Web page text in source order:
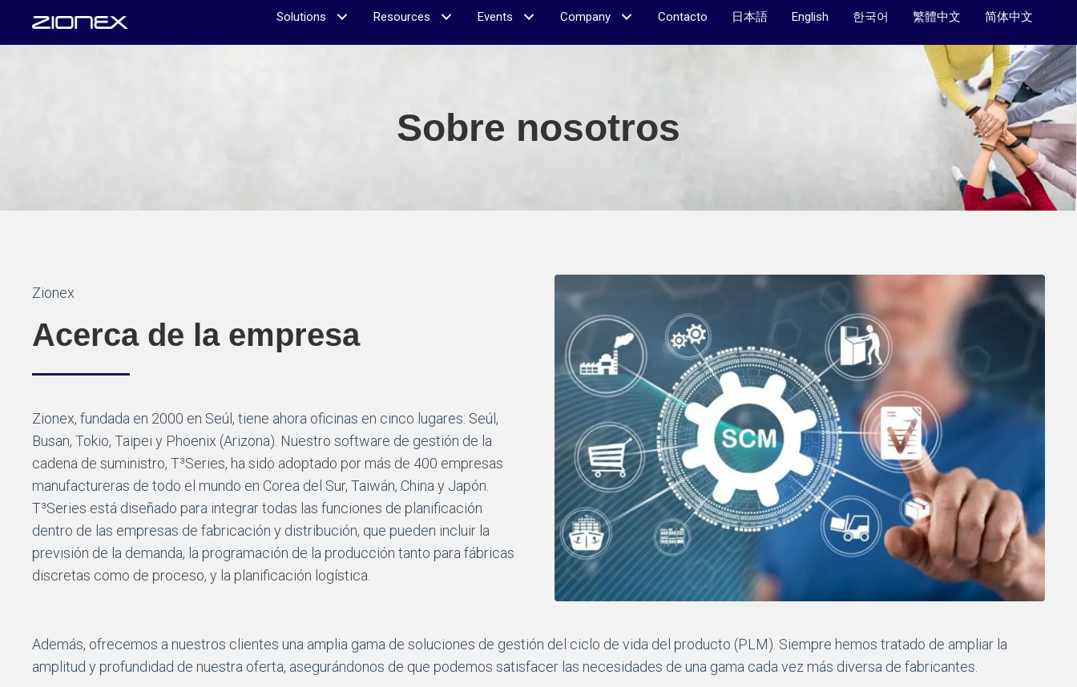
Solutions Resources Events Company Contacto 日本語 English 한국어 繁體中文 简体中文
Sobre nosotros
Zionex
Acerca de la empresa
Zionex, fundada en 2000 en Seúl, tiene ahora oficinas en cinco lugares: Seúl,
Busan, Tokio, Taipei y Phoenix (Arizona). Nuestro software de gestión de la
cadena de suministro, T³Series, ha sido adoptado por más de 400 empresas
manufactureras de todo el mundo en Corea del Sur, Taiwán, China y Japón.
T³Series está diseñado para integrar todas las funciones de planificación
dentro de las empresas de fabricación y distribución, que pueden incluir la
previsión de la demanda, la programación de la producción tanto para fábricas
discretas como de proceso, y la planificación logística.
Además, ofrecemos a nuestros clientes una amplia gama de soluciones de gestión del ciclo de vida del producto (PLM). Siempre hemos tratado de ampliar la
amplitud y profundidad de nuestra oferta, asegurándonos de que podemos satisfacer las necesidades de una gama cada vez más diversa de fabricantes.